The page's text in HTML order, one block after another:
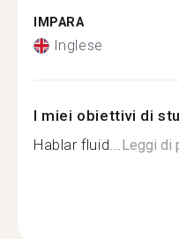
IMPARA
Inglese
I miei obiettivi di
Hablar fluid...Leggi di